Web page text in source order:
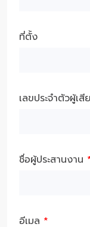
ที่ตั้ง
เลขประจำตัวผู้เ
ชื่อผู้ประสานงาน
อีเมล *